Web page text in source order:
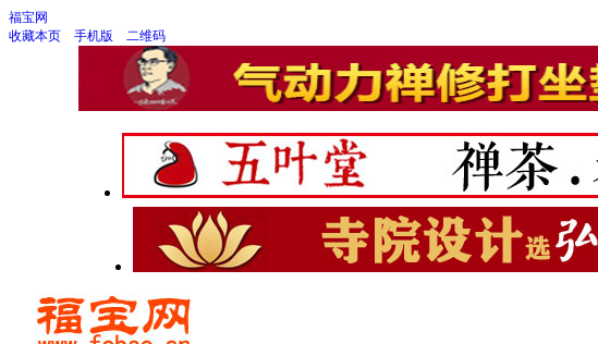
福宝网
收藏本页
手机版 二维码